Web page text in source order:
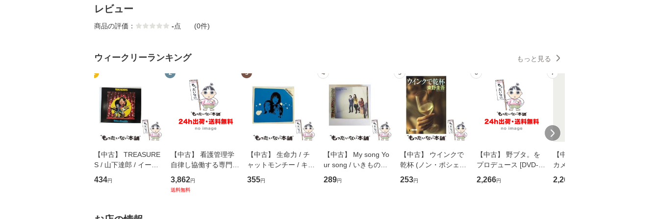
レビュー
商品の評価： -点 (0件)
ウィークリーランキング もっと見る
1
【中古】 TREASURE
S / 山下達郎 / イース
トウエスト・ジャパン
[CD]【メール便送料無
434円
2
【中古】 看護管理学
自律し協働する専門職
の看護マネジメントス
キル 改訂第3版 (看護
3,862円
送料無料
3
【中古】 生命力 / チ
ャットモンチー / キュ
ーンレコード [CD]
【メール便送料無料】
355円
4
【中古】 My song Yo
ur song / いきものが
かり / [CD]【メール便
送料無料】
289円
5
【中古】 ウインクで
乾杯 (ノン・ポシェッ
ト) / 東野圭吾 / 祥伝
社 [文庫]【メール便送
253円
6
【中古】 野ブタ。を
プロデュース [DVD-B
OX] / バップ [DVD]
【メール便送料無料】
2,266円
7
【中古】 明日なき森
カメムシ先生が熊野で
語る / 熊野の森ネット
ワークいちいがしの
2,266